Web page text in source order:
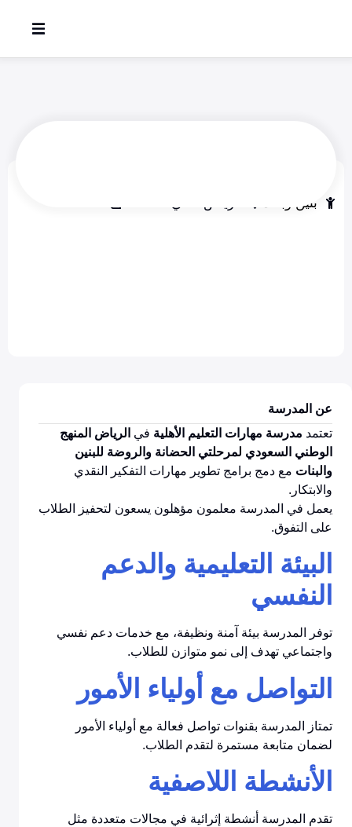
بنين وبنات
عن المدرسة
تعتمد مدرسة مهارات التعليم الأهلية في الرياض المنهج
الوطني السعودي لمرحلتي الحضانة والروضة للبنين
والبنات مع دمج برامج تطوير مهارات التفكير النقدي
والابتكار.
يعمل في المدرسة معلمون مؤهلون يسعون لتحفيز الطلاب
على التفوق.
البيئة التعليمية والدعم
النفسي
توفر المدرسة بيئة آمنة ونظيفة، مع خدمات دعم نفسي
واجتماعي تهدف إلى نمو متوازن للطلاب.
التواصل مع أولياء الأمور
تمتاز المدرسة بقنوات تواصل فعالة مع أولياء الأمور
لضمان متابعة مستمرة لتقدم الطلاب.
الأنشطة اللاصفية
تقدم المدرسة أنشطة إثرائية في مجالات متعددة مثل